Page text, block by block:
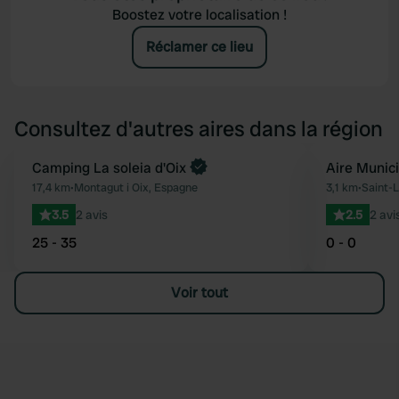
Boostez votre localisation !
Réclamer ce lieu
Consultez d'autres aires dans la région
Préféré
Reserve maintenant
Camping La soleia d'Oix
17,4 km•Montagut i Oix, Espagne
3.5 2 avis
25 - 35
Aire
3,1 km•Saint-
2.5 2
0 - 0
Voir tout